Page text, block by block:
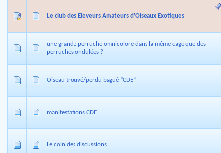
Le club des Eleveurs Amateurs d'Oiseaux Exotiques
une grande perruche omnicolore dans la même cage que des
perruches ondulées ?
Oiseau trouvé/perdu bagué “CDE”
manifestations CDE
Le coin des discussions